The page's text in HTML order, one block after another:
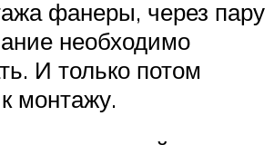
фанеры, через пару
необходимо
И только потом
монтажу.